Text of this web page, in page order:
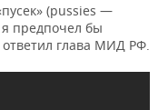
(pussies —
предпочел бы
глава МИД РФ.